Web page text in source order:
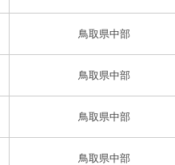
鳥取県中部
鳥取県中部
鳥取県中部
鳥取県中部